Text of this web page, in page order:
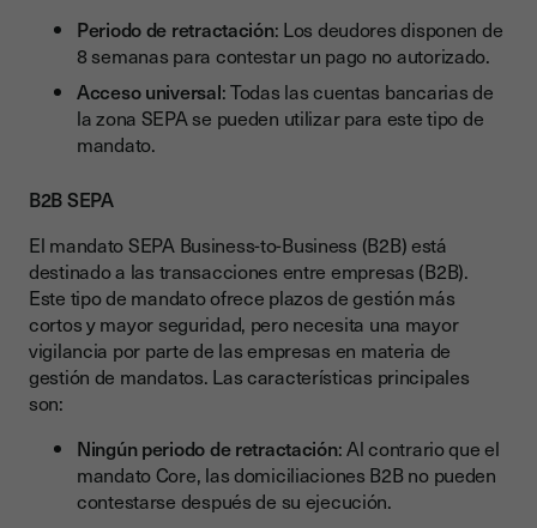
Periodo de retractación: Los deudores disponen de
8 semanas para contestar un pago no autorizado.
Acceso universal: Todas las cuentas bancarias de
la zona SEPA se pueden utilizar para este tipo de
mandato.
B2B SEPA
El mandato SEPA Business-to-Business (B2B) está
destinado a las transacciones entre empresas (B2B).
Este tipo de mandato ofrece plazos de gestión más
cortos y mayor seguridad, pero necesita una mayor
vigilancia por parte de las empresas en materia de
gestión de mandatos. Las características principales
son:
Ningún periodo de retractación: Al contrario que el
mandato Core, las domiciliaciones B2B no pueden
contestarse después de su ejecución.